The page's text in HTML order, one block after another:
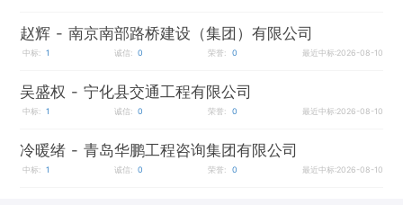
赵辉 - 南京南部路桥建设（集团）有限公司
中标: 1 诚信: 0 荣誉: 0 最近中标:2026-08-10
吴盛权 - 宁化县交通工程有限公司
中标: 1 诚信: 0 荣誉: 0 最近中标:2026-08-10
冷暖绪 - 青岛华鹏工程咨询集团有限公司
中标: 1 诚信: 0 荣誉: 0 最近中标:2026-08-10